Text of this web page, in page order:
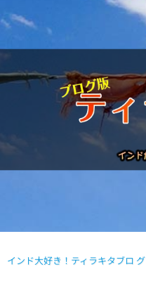
インド大好き！ティラキタブロ グ